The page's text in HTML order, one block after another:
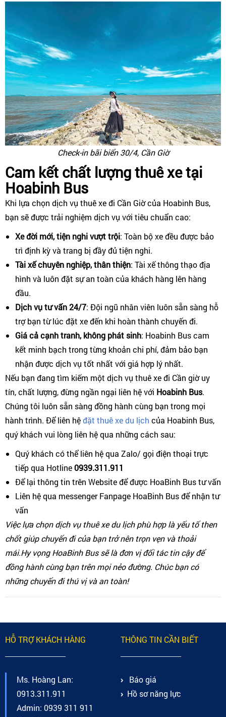
Check-in bãi biển 30/4, Cần Giờ
Cam kết chất lượng thuê xe tại
Hoabinh Bus
Khi lựa chọn dịch vụ thuê xe đi Cần Giờ của Hoabinh Bus,
bạn sẽ được trải nghiệm dịch vụ với tiêu chuẩn cao:
Xe đời mới, tiện nghi vượt trội: Toàn bộ xe đều được bảo
trì định kỳ và trang bị đầy đủ tiện nghi.
Tài xế chuyên nghiệp, thân thiện: Tài xế thông thạo địa
hình và luôn đặt sự an toàn của khách hàng lên hàng
đầu.
Dịch vụ tư vấn 24/7: Đội ngũ nhân viên luôn sẵn sàng hỗ
trợ bạn từ lúc đặt xe đến khi hoàn thành chuyến đi.
Giá cả cạnh tranh, không phát sinh: Hoabinh Bus cam
kết minh bạch trong từng khoản chi phí, đảm bảo bạn
nhận được dịch vụ tốt nhất với giá hợp lý nhất.
Nếu bạn đang tìm kiếm một dịch vụ thuê xe đi Cần giờ uy
tín, chất lượng, đừng ngần ngại liên hệ với Hoabinh Bus.
Chúng tôi luôn sẵn sàng đồng hành cùng bạn trong mọi
hành trình. Để liên hệđặt thuê xe du lịch của Hoabinh Bus,
quý khách vui lòng liên hệ qua những cách sau:
Quý khách có thể liên hệ qua Zalo/ gọi điện thoại trực
tiếp qua Hotline0939.311.911
Để lại thông tin trên Website để được HoaBinh Bus tư vấn
Liên hệ qua messenger Fanpage HoaBinh Bus để nhận tư
vấn
Việc lựa chọn dịch vụ thuê xe du lịch phù hợp là yếu tố then
chốt giúp chuyến đi của bạn trở nên trọn vẹn và thoải
mái.Hy vọng HoaBinh Bus sẽ là đơn vị đối tác tin cậy để
đồng hành cùng bạn trên mọi nẻo đường. Chúc bạn có
những chuyến đi thú vị và an toàn!
HỖ TRỢ KHÁCH HÀNG
Ms. Hoàng Lan:
0913.311.911
Admin: 0939 311 911
THÔNG TIN CẦN BIẾT
Báo giá
Hồ sơ năng lực